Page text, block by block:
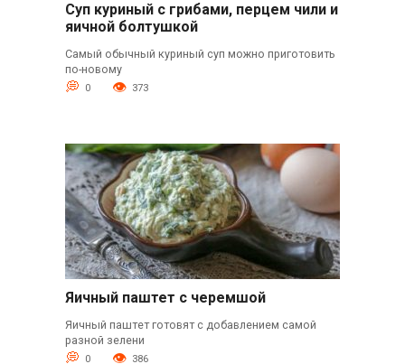
Суп куриный с грибами, перцем чили и
яичной болтушкой
Самый обычный куриный суп можно приготовить
по-новому
0 373
Яичный паштет с черемшой
Яичный паштет готовят с добавлением самой
разной зелени
0 386